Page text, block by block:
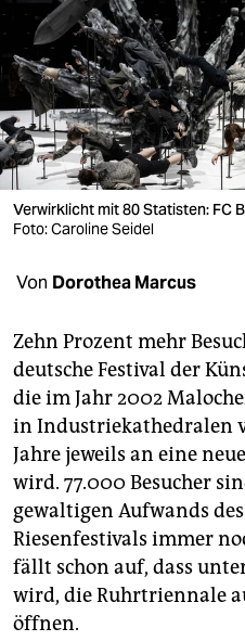
verlag
verlag
veranstaltungen
shop
fragen & hilfe
abo
genossenschaft
epaper login
Verwirklicht mit 80 Statisten: FC
Foto: Caroline Seidel
Von Dorothea Marcus
Zehn Prozent mehr
deutsche Festival der
die im Jahr 2002
in Industriekathedralen
Jahre jeweils an eine
wird. 77.000 Besucher
gewaltigen Aufwands
Riesenfestivals immer
fällt schon auf, dass
wird, die Ruhr­triennale
öffnen.